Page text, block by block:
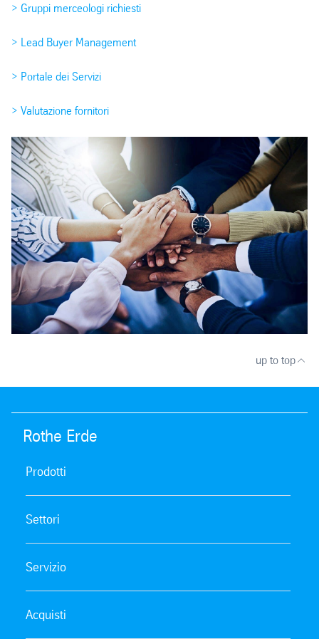
> Gruppi merceologi richiesti
> Lead Buyer Management
> Portale dei Servizi
> Valutazione fornitori
up to top
Rothe Erde
Prodotti
Settori
Servizio
Acquisti